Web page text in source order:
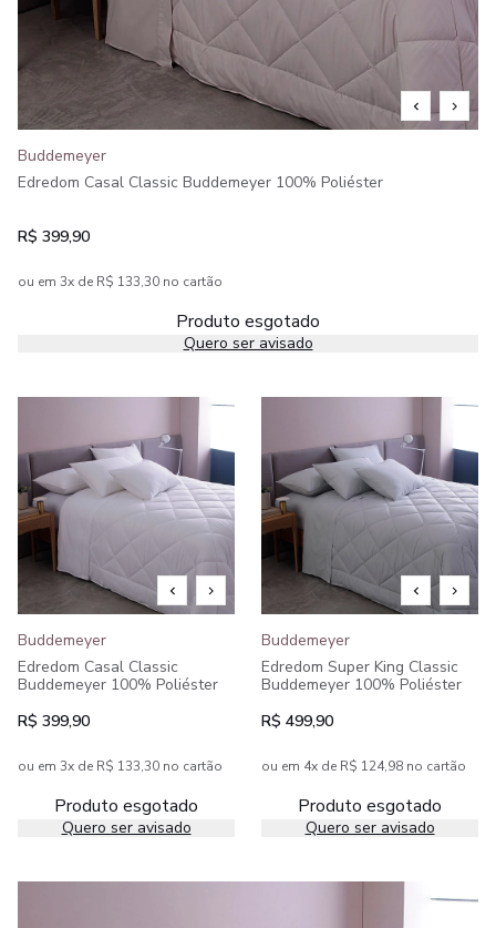
Buddemeyer
Edredom Casal Classic Buddemeyer 100% Poliéster
R$ 399,90
ou em 3x de R$ 133,30 no cartão
Produto esgotado
Quero ser avisado
Buddemeyer
Edredom Casal Classic
Buddemeyer 100% Poliéster
R$ 399,90
ou em 3x de R$ 133,30 no cartão
Produto esgotado
Quero ser avisado
Buddemeyer
Edredom Super King Classic
Buddemeyer 100% Poliéster
R$ 499,90
ou em 4x de R$ 124,98 no cartão
Produto esgotado
Quero ser avisado